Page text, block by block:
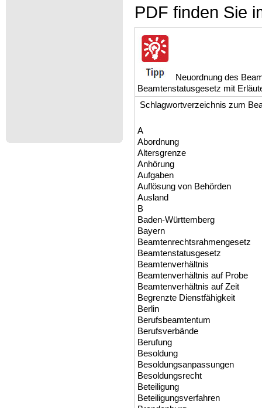
PDF finden Sie
Neuordnung des
Beamtenstatusgesetz mit
Schlagwortverzeichnis zum
A
Abordnung
Altersgrenze
Anhörung
Aufgaben
Auflösung von Behörden
Ausland
B
Baden-Württemberg
Bayern
Beamtenrechtsrahmengesetz
Beamtenstatusgesetz
Beamtenverhältnis
Beamtenverhältnis auf Probe
Beamtenverhältnis auf Zeit
Begrenzte Dienstfähigkeit
Berlin
Berufsbeamtentum
Berufsverbände
Berufung
Besoldung
Besoldungsanpassungen
Besoldungsrecht
Beteiligung
Beteiligungsverfahren